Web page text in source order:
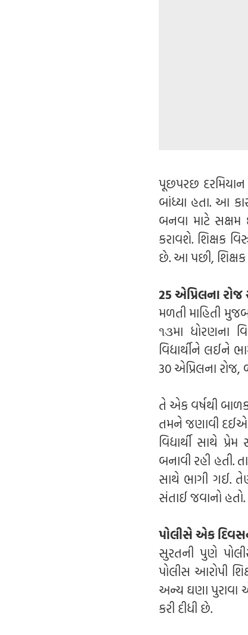
પૂછપરછ
બાંધ્યા હતા. આ
બનવા માટે
કરાવશે. શિક્ષક
છે. આ પછી,
25 એપ્રિલના
મળતી માહિતી
૧૩મા ધોરણના
વિદ્યાર્થીને લઈને
30 એપ્રિલના
તે એક વર્ષથી
તમને જણાવી દઈએ
વિદ્યાર્થી સાથે
બનાવી રહી હતી.
સાથે ભાગી ગઈ.
સંતાઈ જવાનો હતો.
પોલીસે એક
સુરતની પુણે
પોલીસ આરોપી
અન્ય ઘણા પુરાવા
કરી દીધી છે.